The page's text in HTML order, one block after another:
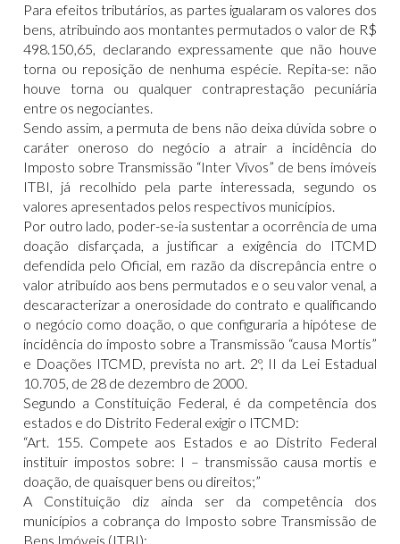
Para efeitos tributários, as partes igualaram os valores dos
bens, atribuindo aos montantes permutados o valor de R$
498.150,65, declarando expressamente que não houve
torna ou reposição de nenhuma espécie. Repita-se: não
houve torna ou qualquer contraprestação pecuniária
entre os negociantes.
Sendo assim, a permuta de bens não deixa dúvida sobre o
caráter oneroso do negócio a atrair a incidência do
Imposto sobre Transmissão “Inter Vivos” de bens imóveis
ITBI, já recolhido pela parte interessada, segundo os
valores apresentados pelos respectivos municípios.
Por outro lado, poder-se-ia sustentar a ocorrência de uma
doação disfarçada, a justificar a exigência do ITCMD
defendida pelo Oficial, em razão da discrepância entre o
valor atribuído aos bens permutados e o seu valor venal, a
descaracterizar a onerosidade do contrato e qualificando
o negócio como doação, o que configuraria a hipótese de
incidência do imposto sobre a Transmissão “causa Mortis”
e Doações ITCMD, prevista no art. 2º, II da Lei Estadual
10.705, de 28 de dezembro de 2000.
Segundo a Constituição Federal, é da competência dos
estados e do Distrito Federal exigir o ITCMD:
“Art. 155. Compete aos Estados e ao Distrito Federal
instituir impostos sobre: I – transmissão causa mortis e
doação, de quaisquer bens ou direitos;”
A Constituição diz ainda ser da competência dos
municípios a cobrança do Imposto sobre Transmissão de
Bens Imóveis (ITBI):